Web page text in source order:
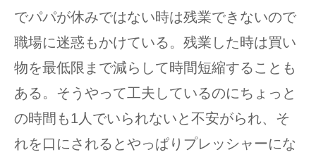
でパパが休みではない時は残業できないので
職場に迷惑もかけている。残業した時は買い
物を最低限まで減らして時間短縮することも
ある。そうやって工夫しているのにちょっと
の時間も1人でいられないと不安がられ、そ
れを口にされるとやっぱりプレッシャーにな